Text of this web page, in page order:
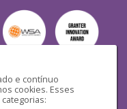
e contínuo
cookies. Esses